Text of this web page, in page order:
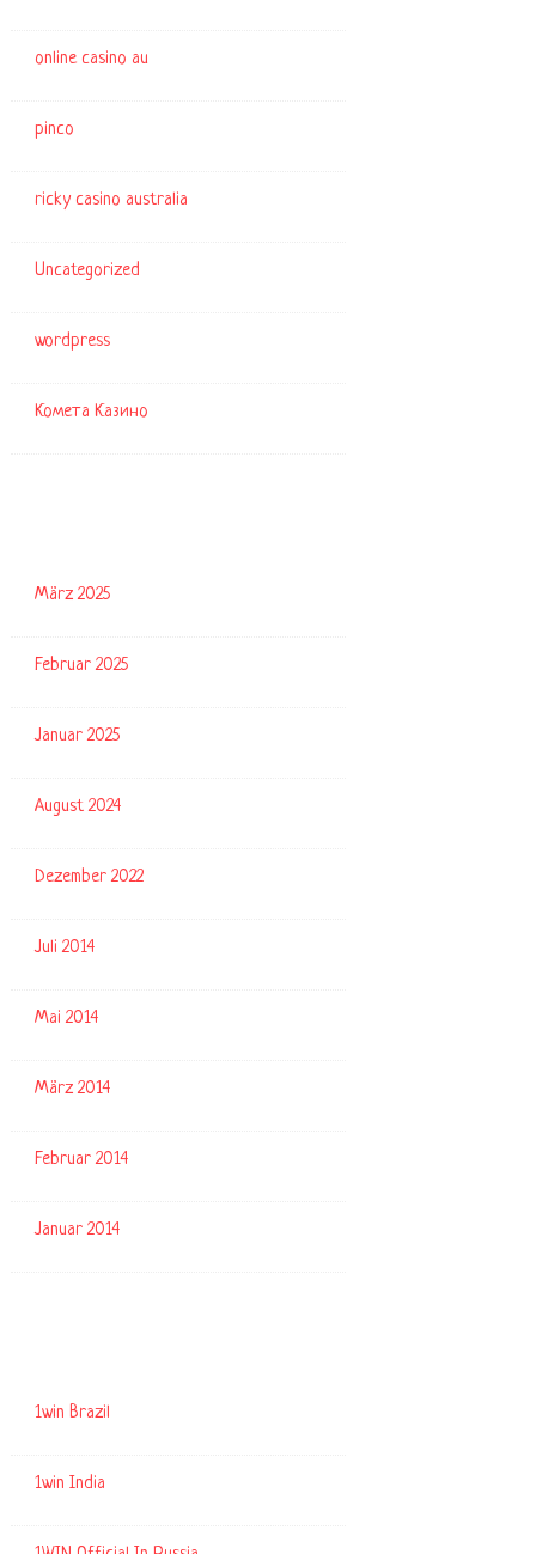
online casino au
pinco
ricky casino australia
Uncategorized
wordpress
Комета Казино
März 2025
Februar 2025
Januar 2025
August 2024
Dezember 2022
Juli 2014
Mai 2014
März 2014
Februar 2014
Januar 2014
1win Brazil
1win India